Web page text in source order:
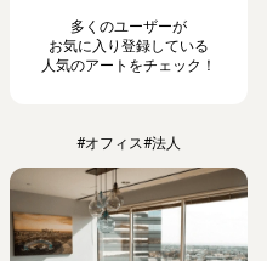
多くのユーザーが
お気に入り登録している
人気のアートをチェック！
#オフィス#法人